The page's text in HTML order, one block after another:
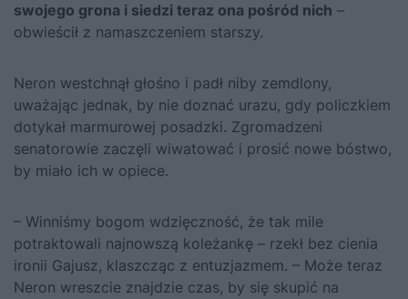
swojego grona i siedzi teraz ona pośród nich –
obwieścił z namaszczeniem starszy.
Neron westchnął głośno i padł niby zemdlony,
uważając jednak, by nie doznać urazu, gdy policzkiem
dotykał marmurowej posadzki. Zgromadzeni
senatorowie zaczęli wiwatować i prosić nowe bóstwo,
by miało ich w opiece.
– Winniśmy bogom wdzięczność, że tak mile
potraktowali najnowszą koleżankę – rzekł bez cienia
ironii Gajusz, klaszcząc z entuzjazmem. – Może teraz
Neron wreszcie znajdzie czas, by się skupić na